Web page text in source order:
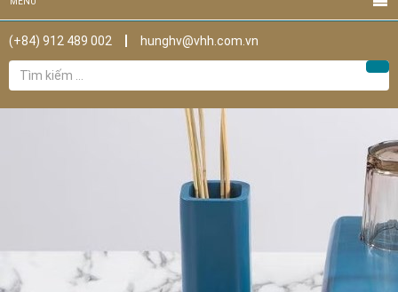
(+84) 912 489 002
hunghv@vhh.com.vn
Tìm
kiếm
cho: